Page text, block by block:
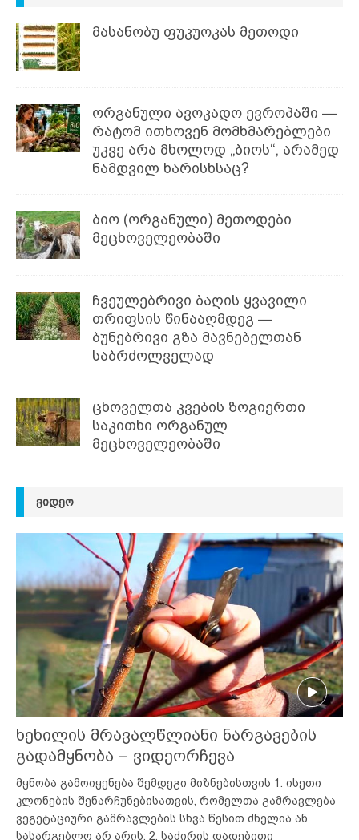
მასანობუ ფუკუოკას მეთოდი
ორგანული ავოკადო ევროპაში —
რატომ ითხოვენ მომხმარებლები
უკვე არა მხოლოდ „ბიოს“, არამედ
ნამდვილ ხარისხსაც?
ბიო (ორგანული) მეთოდები
მეცხოველეობაში
ჩვეულებრივი ბაღის ყვავილი
თრიფსის წინააღმდეგ —
ბუნებრივი გზა მავნებელთან
საბრძოლველად
ცხოველთა კვების ზოგიერთი
საკითხი ორგანულ
მეცხოველეობაში
ᲕᲘᲓᲔᲝ
ხეხილის მრავალწლიანი ნარგავების
გადამყნობა – ვიდეორჩევა
მყნობა გამოიყენება შემდეგი მიზნებისთვის 1. ისეთი
კლონების შენარჩუნებისათვის, რომელთა გამრავლება
ვეგეტაციური გამრავლების სხვა წესით ძნელია ან
სასარგებლო არ არის; 2. საძირის დადებითი